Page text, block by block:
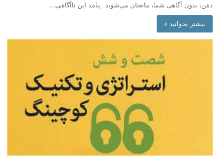
ذهن، بدون آگاهی شما، مانعتان می‌شوند. پیامد این ناآگاهی،…
بیشتر بخوانید »